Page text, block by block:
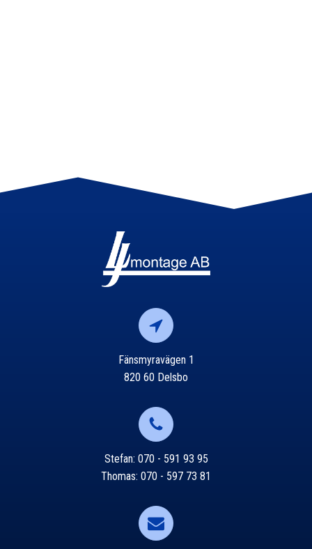
Fänsmyravägen 1
820 60 Delsbo
Stefan: 070 - 591 93 95
Thomas: 070 - 597 73 81